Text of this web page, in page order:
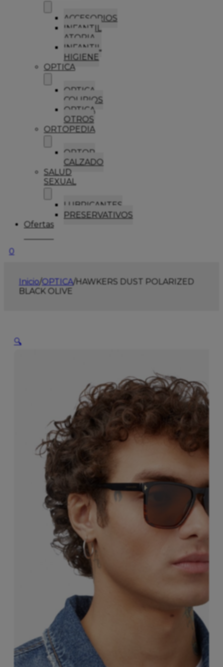
ACCESORIOS
INFANTIL
ATOPIA
INFANTIL
HIGIENE
OPTICA
OPTICA
COLIRIOS
OPTICA
OTROS
ORTOPEDIA
ORTOP
CALZADO
SALUD
SEXUAL
LUBRICANTES
PRESERVATIVOS
Ofertas
0
Inicio/OPTICA/HAWKERS DUST POLARIZED
BLACK OLIVE
🔍